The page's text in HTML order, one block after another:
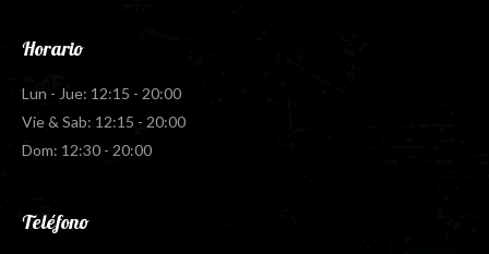
Horario
Lun - Jue: 12:15 - 20:00
Vie & Sab: 12:15 - 20:00
Dom: 12:30 - 20:00
Teléfono